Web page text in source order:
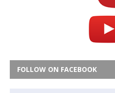
FOLLOW ON FACEBOOK